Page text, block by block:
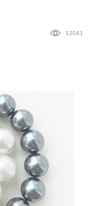
12041